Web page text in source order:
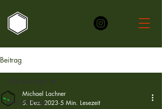
Beitrag
Alle Beiträge
Alle Beiträge
Michael Lachner
5. Dez. 2023 5 Min. Lesezeit